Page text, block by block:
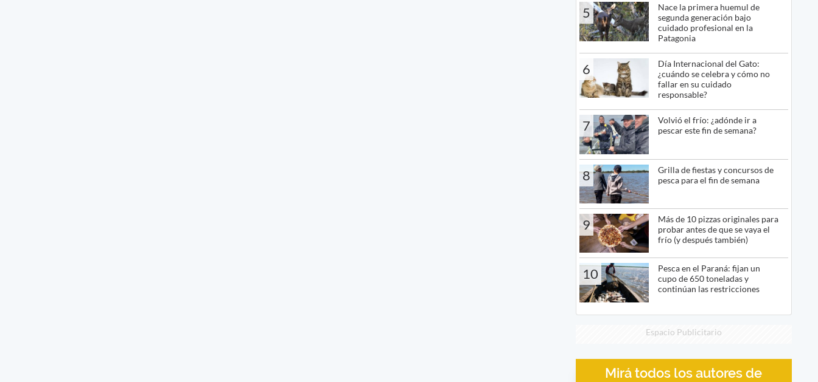
5
Nace la primera huemul de
segunda generación bajo
cuidado profesional en la
Patagonia
6
Día Internacional del Gato:
¿cuándo se celebra y cómo no
fallar en su cuidado
responsable?
7
Volvió el frío: ¿adónde ir a
pescar este fin de semana?
8
Grilla de fiestas y concursos de
pesca para el fin de semana
9
Más de 10 pizzas originales para
probar antes de que se vaya el
frío (y después también)
10
Pesca en el Paraná: fijan un
cupo de 650 toneladas y
continúan las restricciones
Espacio Publicitario
Mirá todos los autores de